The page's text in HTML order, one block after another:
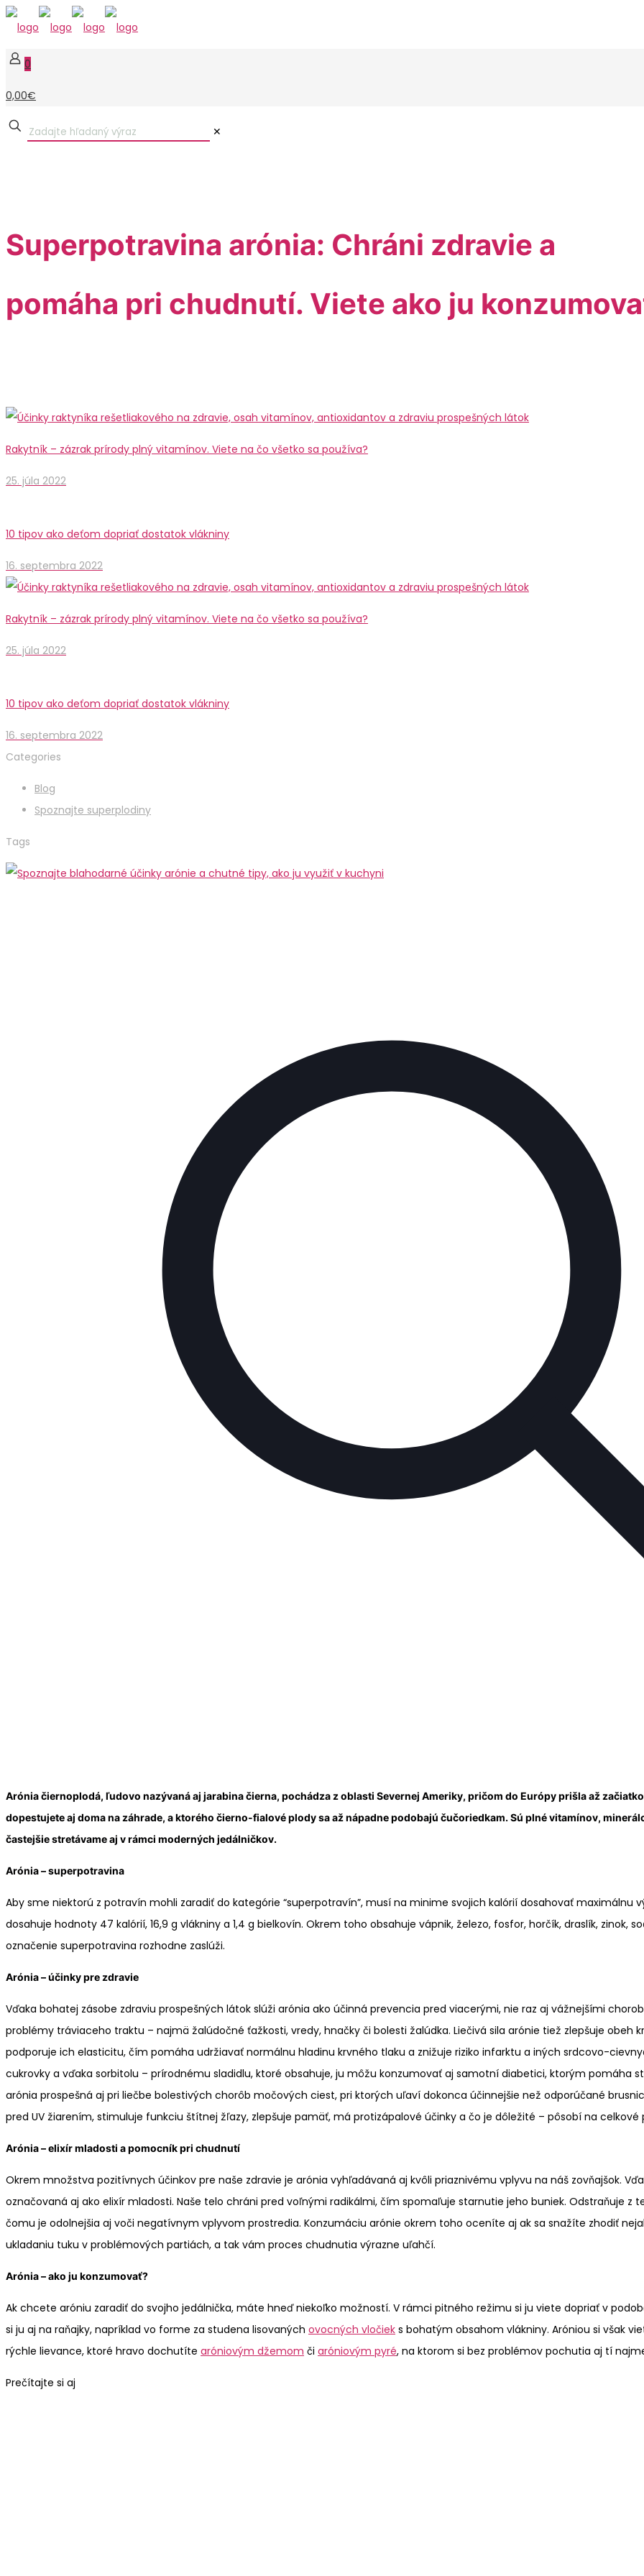
0
0,00€
✕
Superpotravina arónia: Chráni zdravie a
pomáha pri chudnutí. Viete ako ju
Rakytník – zázrak prírody plný vitamínov. Viete na čo všetko sa používa?
25. júla 2022
10 tipov ako deťom dopriať dostatok vlákniny
16. septembra 2022
Rakytník – zázrak prírody plný vitamínov. Viete na čo všetko sa používa?
25. júla 2022
10 tipov ako deťom dopriať dostatok vlákniny
16. septembra 2022
Categories
Blog
Spoznajte superplodiny
Tags
Arónia čiernoplodá, ľudovo nazývaná aj jarabina čierna, pochádza z oblasti Severnej Ameriky, pričom do Európy prišla až
dopestujete aj doma na záhrade, a ktorého čierno-fialové plody sa až nápadne podobajú čučoriedkam. Sú plné vitamínov,
častejšie stretávame aj v rámci moderných jedálničkov.
Arónia – superpotravina
Aby sme niektorú z potravín mohli zaradiť do kategórie “superpotravín”, musí na minime svojich kalórií dosahovať maximálnu
dosahuje hodnoty 47 kalórií, 16,9 g vlákniny a 1,4 g bielkovín. Okrem toho obsahuje vápnik, železo, fosfor, horčík, draslík, zinok,
označenie superpotravina rozhodne zaslúži.
Arónia – účinky pre zdravie
Vďaka bohatej zásobe zdraviu prospešných látok slúži arónia ako účinná prevencia pred viacerými, nie raz aj vážnejšími
problémy tráviaceho traktu – najmä žalúdočné ťažkosti, vredy, hnačky či bolesti žalúdka. Liečivá sila arónie tiež zlepšuje obeh
podporuje ich elasticitu, čím pomáha udržiavať normálnu hladinu krvného tlaku a znižuje riziko infarktu a iných srdcovo-
cukrovky a vďaka sorbitolu – prírodnému sladidlu, ktoré obsahuje, ju môžu konzumovať aj samotní diabetici, ktorým pomáha
arónia prospešná aj pri liečbe bolestivých chorôb močových ciest, pri ktorých uľaví dokonca účinnejšie než odporúčané
pred UV žiarením, stimuluje funkciu štítnej žľazy, zlepšuje pamäť, má protizápalové účinky a čo je dôležité – pôsobí na celkové
Arónia – elixír mladosti a pomocník pri chudnutí
Okrem množstva pozitívnych účinkov pre naše zdravie je arónia vyhľadávaná aj kvôli priaznivému vplyvu na náš zovňajšok.
označovaná aj ako elixír mladosti. Naše telo chráni pred voľnými radikálmi, čím spomaľuje starnutie jeho buniek. Odstraňuje z
čomu je odolnejšia aj voči negatívnym vplyvom prostredia. Konzumáciu arónie okrem toho oceníte aj ak sa snažíte zhodiť
ukladaniu tuku v problémových partiách, a tak vám proces chudnutia výrazne uľahčí.
Arónia – ako ju konzumovať?
Ak chcete aróniu zaradiť do svojho jedálnička, máte hneď niekoľko možností. V rámci pitného režimu si ju viete dopriať v
si ju aj na raňajky, napríklad vo forme za studena lisovaných ovocných vločiek s bohatým obsahom vlákniny. Aróniou si však
rýchle lievance, ktoré hravo dochutíte aróniovým džemom či aróniovým pyré, na ktorom si bez problémov pochutia aj tí
Prečítajte si aj